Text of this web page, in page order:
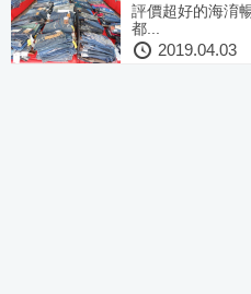
評價超好的海淯
都...
2019.04.03